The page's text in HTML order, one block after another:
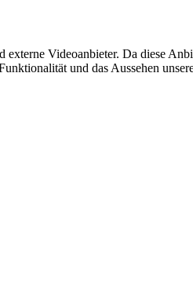
Videoanbieter. Da diese
und das Aussehen